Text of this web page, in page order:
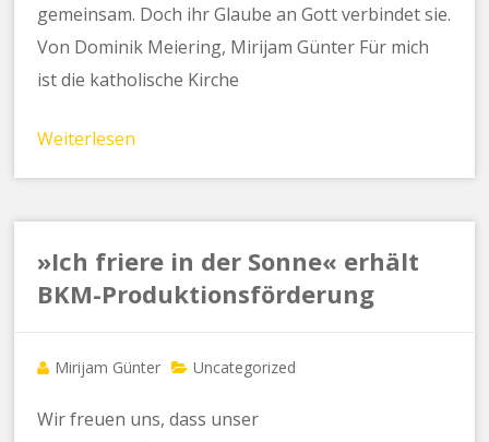
gemeinsam. Doch ihr Glaube an Gott verbindet sie.
Von Dominik Meiering, Mirijam Günter Für mich
ist die katholische Kirche
Weiterlesen
»Ich friere in der Sonne« erhält
BKM-Produktionsförderung
Mirijam Günter Uncategorized
Wir freuen uns, dass unser